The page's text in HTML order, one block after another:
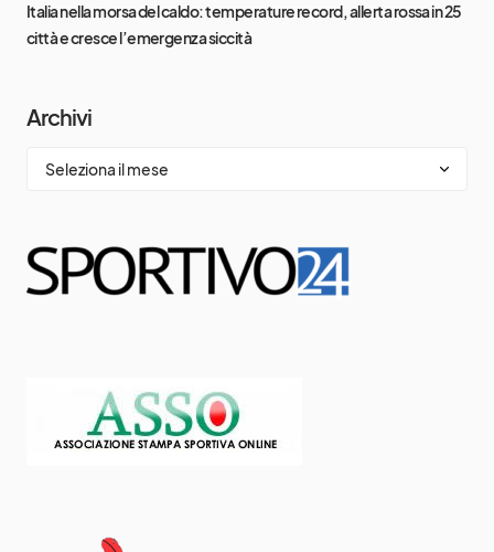
Italia nella morsa del caldo: temperature record, allerta rossa in 25
città e cresce l’emergenza siccità
Archivi